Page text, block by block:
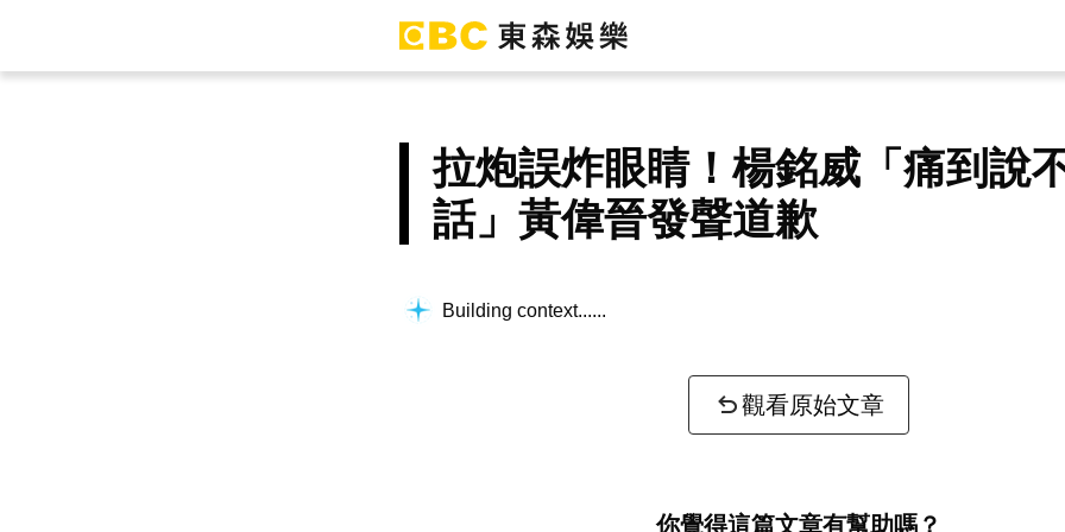
拉炮誤炸眼睛！楊銘威「痛到說
話」黃偉晉發聲道歉
Building context...
觀看原始文章
你覺得這篇文章有幫助嗎？